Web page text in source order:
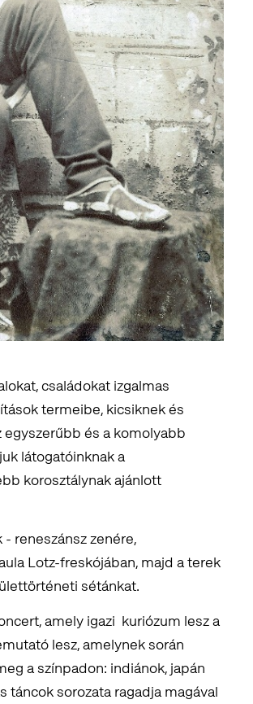
családokat izgalmas
termeibe, kicsiknek és
és a komolyabb
látogatóinknak a
korosztálynak ajánlott
reneszánsz zenére,
Lotz-freskójában, majd a terek
sétánkat.
amely igazi kuriózum lesz a
lesz, amelynek során
a színpadon: indiánok, japán
táncok sorozata ragadja magával